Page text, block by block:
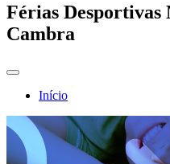
Férias Desportivas
Cambra
Início